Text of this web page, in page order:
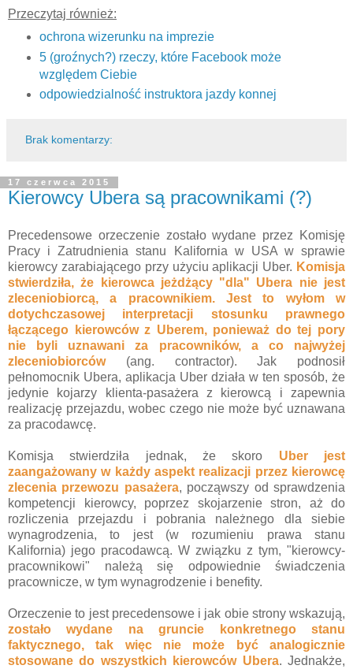
Przeczytaj również:
ochrona wizerunku na imprezie
5 (groźnych?) rzeczy, które Facebook może
względem Ciebie
odpowiedzialność instruktora jazdy konnej
Brak komentarzy:
17 czerwca 2015
Kierowcy Ubera są pracownikami (?)
Precedensowe orzeczenie zostało wydane przez Komisję
Pracy i Zatrudnienia stanu Kalifornia w USA w sprawie
kierowcy zarabiającego przy użyciu aplikacji Uber. Komisja
stwierdziła, że kierowca jeżdżący "dla" Ubera nie jest
zleceniobiorcą, a pracownikiem. Jest to wyłom w
dotychczasowej interpretacji stosunku prawnego
łączącego kierowców z Uberem, ponieważ do tej pory
nie byli uznawani za pracowników, a co najwyżej
zleceniobiorców(ang. contractor). Jak podnosił
pełnomocnik Ubera, aplikacja Uber działa w ten sposób, że
jedynie kojarzy klienta-pasażera z kierowcą i zapewnia
realizację przejazdu, wobec czego nie może być uznawana
za pracodawcę.
Komisja stwierdziła jednak, że skoro Uber jest
zaangażowany w każdy aspekt realizacji przez kierowcę
zlecenia przewozu pasażera, począwszy od sprawdzenia
kompetencji kierowcy, poprzez skojarzenie stron, aż do
rozliczenia przejazdu i pobrania należnego dla siebie
wynagrodzenia, to jest (w rozumieniu prawa stanu
Kalifornia) jego pracodawcą. W związku z tym, "kierowcy-
pracownikowi" należą się odpowiednie świadczenia
pracownicze, w tym wynagrodzenie i benefity.
Orzeczenie to jest precedensowe i jak obie strony wskazują,
zostało wydane na gruncie konkretnego stanu
faktycznego, tak więc nie może być analogicznie
stosowane do wszystkich kierowców Ubera. Jednakże,